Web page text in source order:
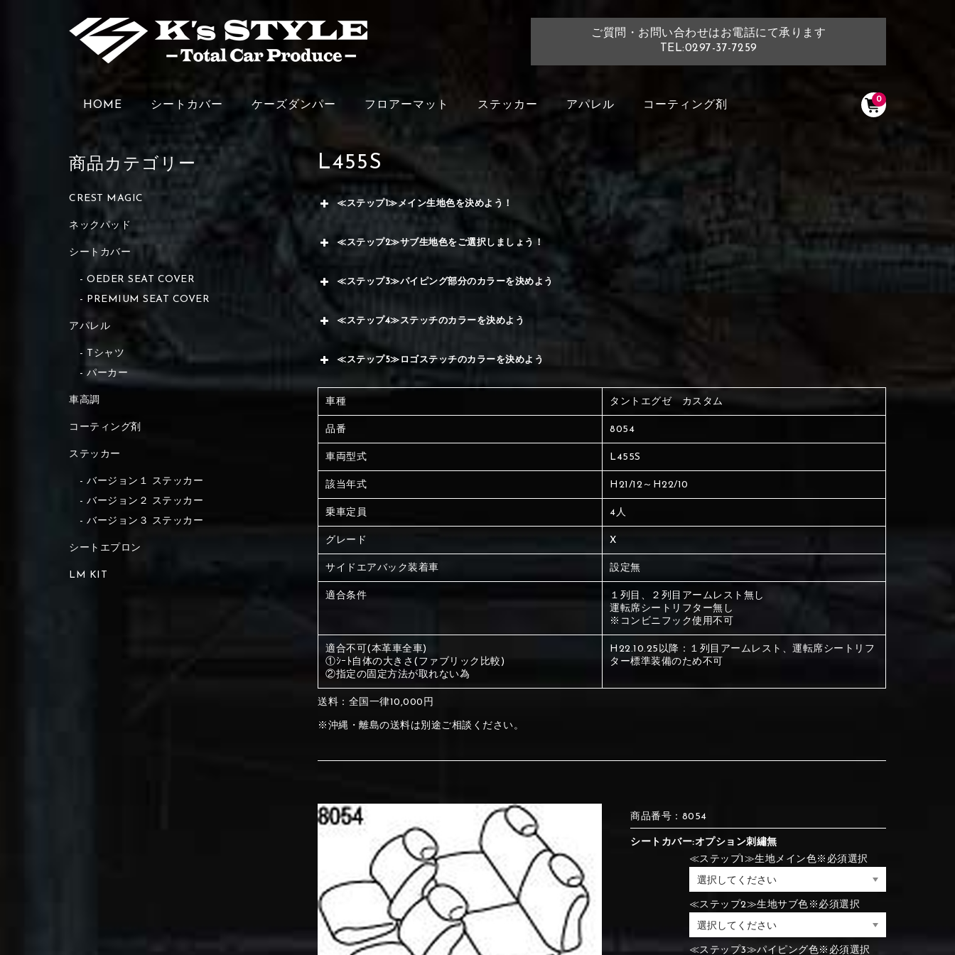
ご質問・お問い合わせはお電話にて承ります
TEL:0297-37-7259
0
HOME シートカバー ケーズダンパー フロアーマット ステッカー アパレル コーティング剤
L455S
≪ステップ1≫メイン生地色を決めよう！
赤く塗られている場所を選択
ください
①Beige
⑨Pink ⑩White ⑪Black
≪ステップ2≫サブ生地色をご選択しましょう！
赤く塗られている部分にカラ
ー選択ください
①Beige
⑤Dark Brown ⑥Yellow ⑦Blue
≪ステップ3≫パイピング部分のカラーを決めよう
ください
①Beige ②Gray
⑤Dark Brown ⑥Yellow ⑦Blue
≪ステップ4≫ステッチのカラーを決めよう
赤く塗られている場所を選択
ください
刺繍は下記21種類からご選択ください。
①Black ②Gray
⑤Ivory ⑦Wine-red ⑧Yellow
≪ステップ5≫ロゴステッチのカラーを決めよう
赤く塗られている場所を選択
ください
②Gray ③Light gray
⑤Ivory ⑥Red ⑦Wine-red ⑧Yellow
車種 タントエグゼ カスタム
品番 8054
車両型式 L455S
該当年式 H21/12～H22/10
乗車定員 4人
グレード X
サイドエアバック装着車 設定無
適合条件
１列目、２列目アームレスト無し
運転席シートリフター無し
※コンビニフック使用不可
適合不可(本革車全車)
①ｼｰﾄ自体の大きさ(ファブリック比較)
②指定の固定方法が取れない為
H22.10.25以降：１列目アームレスト、運転席シートリフ
ター標準装備のため不可
送料：全国一律10,000円
※沖縄・離島の送料は別途ご相談ください。
商品番号：8054
シートカバー:オプション刺繡無
≪ステップ1≫生地メイン色※必須選択
≪ステップ2≫生地サブ色※必須選択
≪ステップ3≫パイピング色※必須選択
商品カテゴリー
CREST MAGIC
ネックパッド
シートカバー
OEDER SEAT COVER
PREMIUM SEAT COVER
アパレル
Tシャツ
パーカー
車高調
コーティング剤
ステッカー
バージョン１ ステッカー
バージョン２ ステッカー
バージョン３ ステッカー
シートエプロン
LM KIT